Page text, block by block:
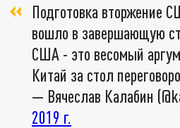
Подготовка вторжение
вошло в завершающую
США - это весомый
Китай за стол
— Вячеслав Калабин
2019 г.